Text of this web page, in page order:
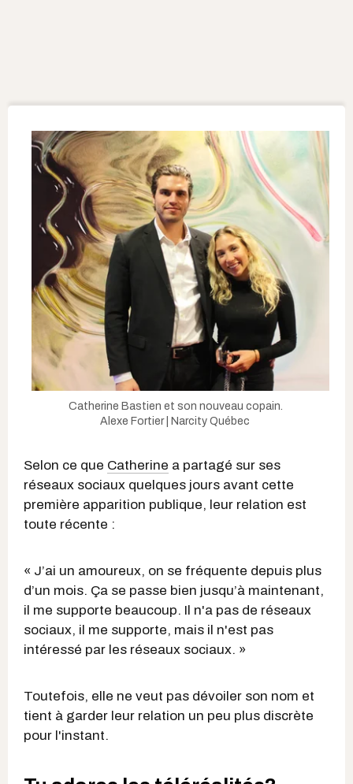
Catherine Bastien et son nouveau copain.
Alexe Fortier | Narcity Québec
Selon ce que Catherine a partagé sur ses
réseaux sociaux quelques jours avant cette
première apparition publique, leur relation est
toute récente :
« J’ai un amoureux, on se fréquente depuis plus
d’un mois. Ça se passe bien jusqu’à maintenant,
il me supporte beaucoup. Il n'a pas de réseaux
sociaux, il me supporte, mais il n'est pas
intéressé par les réseaux sociaux. »
Toutefois, elle ne veut pas dévoiler son nom et
tient à garder leur relation un peu plus discrète
pour l'instant.